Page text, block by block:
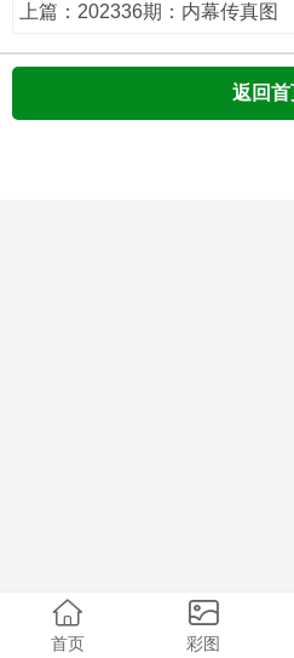
上篇：202336期：内幕传真图
返回首
首页 彩图